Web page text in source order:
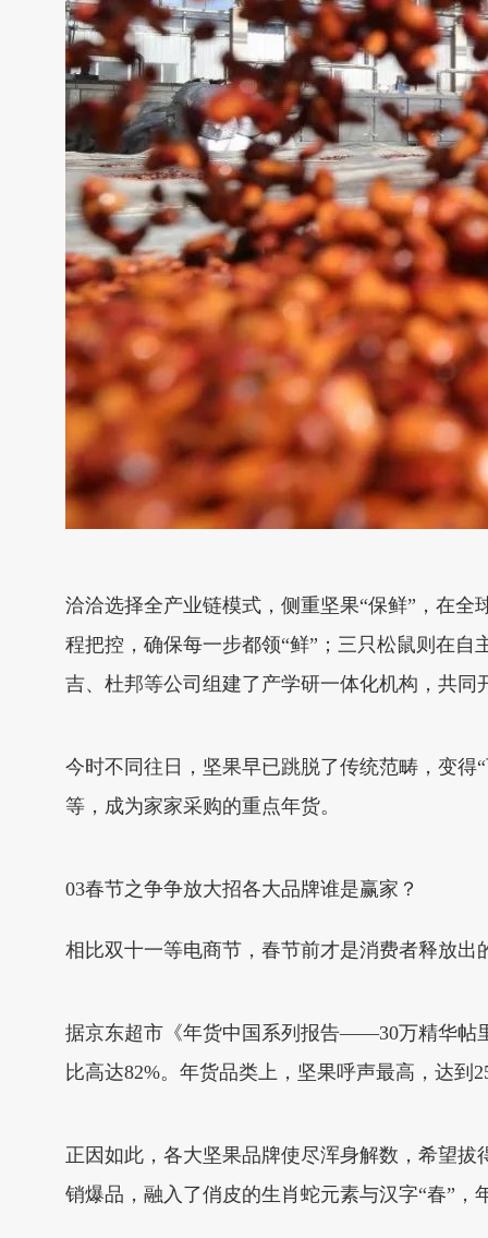
洽洽选择全产业链模式，侧重坚果“保鲜”，在
程把控，确保每一步都领“鲜”；三只松鼠则在
吉、杜邦等公司组建了产学研一体化机构，共
今时不同往日，坚果早已跳脱了传统范畴，变
等，成为家家采购的重点年货。
03春节之争争放大招各大品牌谁是赢家？
相比双十一等电商节，春节前才是消费者释放出
据京东超市《年货中国系列报告——30万精华帖
比高达82%。年货品类上，坚果呼声最高，达到
正因如此，各大坚果品牌使尽浑身解数，希望
销爆品，融入了俏皮的生肖蛇元素与汉字“春”，